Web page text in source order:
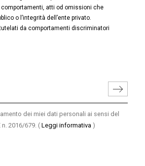
atti od omissioni che
o l’integrità dell’ente privato.
da comportamenti discriminatori
dei miei dati personali ai sensi del
n. 2016/679. ( Leggi informativa )